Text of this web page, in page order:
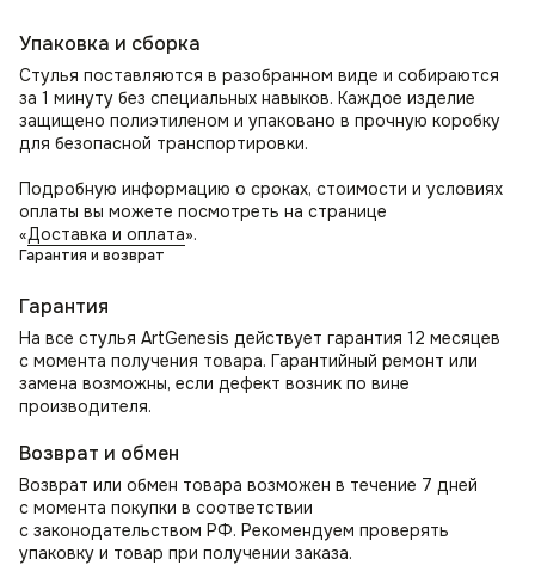
владельца.
✅ Комфорт на первом месте — продуманная эргономика
для здоровья спины.
✅ Долговечность — износостойкие материалы и прочная
конструкция.
✅ Универсальность — впишется в любой современный
интерьер.
Стул Gucci — безупречный выбор для тех, кто ценит
комфорт, стиль и качество! 🚀
Упаковка и сборка
Стулья поставляются в разобранном виде и собираются
за 1 минуту без специальных навыков. Каждое изделие
защищено полиэтиленом и упаковано в прочную коробку
для безопасной транспортировки.
Подробную информацию о сроках, стоимости и условиях
оплаты вы можете посмотреть на странице
«Доставка и оплата».
Гарантия и возврат
Гарантия
На все стулья ArtGenesis действует гарантия 12 месяцев
с момента получения товара. Гарантийный ремонт или
замена возможны, если дефект возник по вине
производителя.
Возврат и обмен
Возврат или обмен товара возможен в течение 7 дней
с момента покупки в соответствии
с законодательством РФ. Рекомендуем проверять
упаковку и товар при получении заказа.